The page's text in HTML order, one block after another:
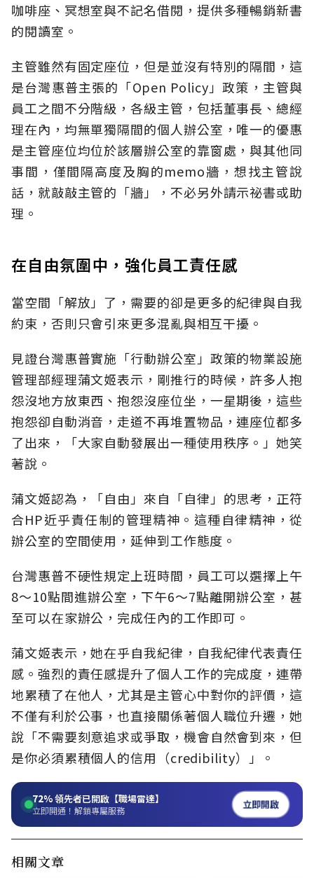
咖啡座、冥想室與不記名借閱，提供多種暢銷新書
的閱讀室。
主管雖然有固定座位，但是並沒有特別的隔間，這
是台灣惠普主張的「Open Policy」政策，主管與
員工之間不分階級，各級主管，包括董事長、總經
理在內，均無單獨隔間的個人辦公室，唯一的優惠
是主管座位均位於該層辦公室的靠窗處，與其他同
事間，僅間隔高度及胸的memo牆，想找主管說
話，就敲敲主管的「牆」，不必另外請示祕書或助
理。
在自由氛圍中，強化員工責任感
當空間「解放」了，需要的卻是更多的紀律與自我
約束，否則只會引來更多混亂與相互干擾。
見證台灣惠普實施「行動辦公室」政策的物業設施
管理部經理蒲文姬表示，剛推行的時候，許多人抱
怨沒地方放東西、抱怨沒座位坐，一星期後，這些
抱怨卻自動消音，走道不再堆置物品，連座位都多
了出來，「大家自動發展出一種使用秩序。」她笑
著說。
蒲文姬認為，「自由」來自「自律」的思考，正符
合HP近乎責任制的管理精神。這種自律精神，從
辦公室的空間使用，延伸到工作態度。
台灣惠普不硬性規定上班時間，員工可以選擇上午
8～10點間進辦公室，下午6～7點離開辦公室，甚
至可以在家辦公，完成任內的工作即可。
蒲文姬表示，她在乎自我紀律，自我紀律代表責任
感。強烈的責任感提升了個人工作的完成度，連帶
地累積了在他人，尤其是主管心中對你的評價，這
不僅有利於公事，也直接關係著個人職位升遷，她
說「不需要刻意追求或爭取，機會自然會到來，但
是你必須累積個人的信用（credibility）」。
72%領先者已開啟【職場雷達】
立即開通！解鎖專屬服務 立即開啟
相關文章